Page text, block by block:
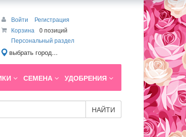
Войти
Регистрация
Корзина
0 позиций
Персональный раздел
выбрать город...
СЕМЕНА УДОБРЕНИЯ
НАЙТИ